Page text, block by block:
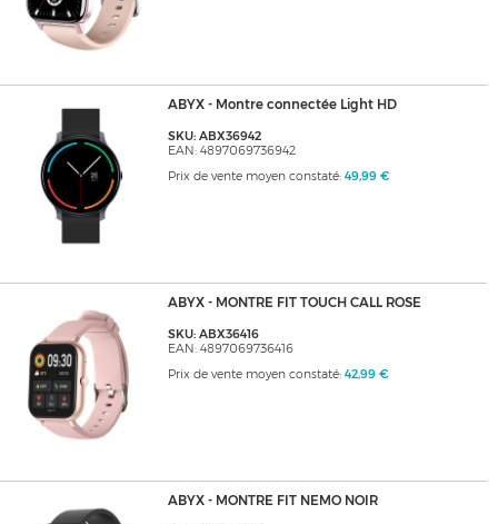
ABYX - Montre connectée Light HD
SKU: ABX36942
EAN: 4897069736942
Prix de vente moyen constaté: 49,99 €
ABYX - MONTRE FIT TOUCH CALL ROSE
SKU: ABX36416
EAN: 4897069736416
Prix de vente moyen constaté: 42,99 €
ABYX - MONTRE FIT NEMO NOIR